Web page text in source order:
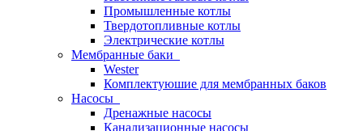
Промышленные котлы
Твердотопливные котлы
Электрические котлы
Мембранные баки
Wester
Комплектуюшие для мембранных баков
Насосы
Дренажные насосы
Канализационные насосы